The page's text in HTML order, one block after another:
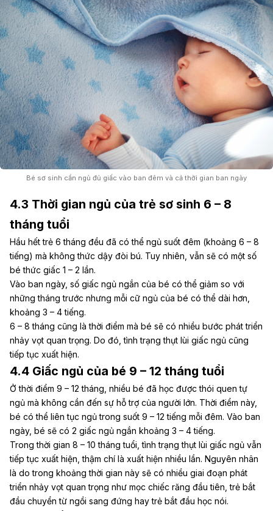
Bé sơ sinh cần ngủ đủ giấc vào ban đêm và cả thời gian ban ngày
4.3 Thời gian ngủ của trẻ sơ sinh 6 – 8
tháng tuổi
Hầu hết trẻ 6 tháng đều đã có thể ngủ suốt đêm (khoảng 6 – 8
tiếng) mà không thức dậy đòi bú. Tuy nhiên, vẫn sẽ có một số
bé thức giấc 1 – 2 lần.
Vào ban ngày, số giấc ngủ ngắn của bé có thể giảm so với
những tháng trước nhưng mỗi cữ ngủ của bé có thể dài hơn,
khoảng 3 – 4 tiếng.
6 – 8 tháng cũng là thời điểm mà bé sẽ có nhiều bước phát triển
nhảy vọt quan trọng. Do đó, tình trạng thụt lùi giấc ngủ cũng
tiếp tục xuất hiện.
4.4 Giấc ngủ của bé 9 – 12 tháng tuổi
Ở thời điểm 9 – 12 tháng , nhiều bé đã học được thói quen tự
ngủ mà không cần đến sự hỗ trợ của người lớn. Thời điểm này,
bé có thể liên tục ngủ trong suốt 9 – 12 tiếng mỗi đêm. Vào ban
ngày, bé sẽ có 2 giấc ngủ ngắn khoảng 3 – 4 tiếng.
Trong thời gian 8 – 10 tháng tuổi , tình trạng thụt lùi giấc ngủ vẫn
tiếp tục xuất hiện, thậm chí là xuất hiện nhiều lần. Nguyên nhân
là do trong khoảng thời gian này sẽ có nhiều giai đoạn phát
triển nhảy vọt quan trọng như mọc chiếc răng đầu tiên, trẻ bắt
đầu chuyển từ ngồi sang đứng hay trẻ bắt đầu học nói.